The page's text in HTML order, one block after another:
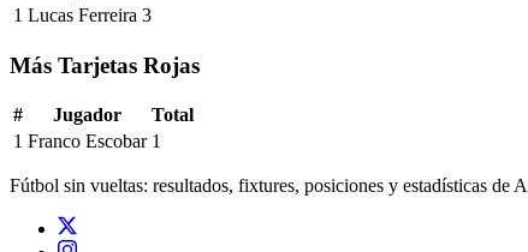
1 Lucas Ferreira 3
Más Tarjetas Rojas
# Jugador
Total
1 Franco Escobar 1
Fútbol sin vueltas: resultados, fixtures, posiciones y estadísticas de